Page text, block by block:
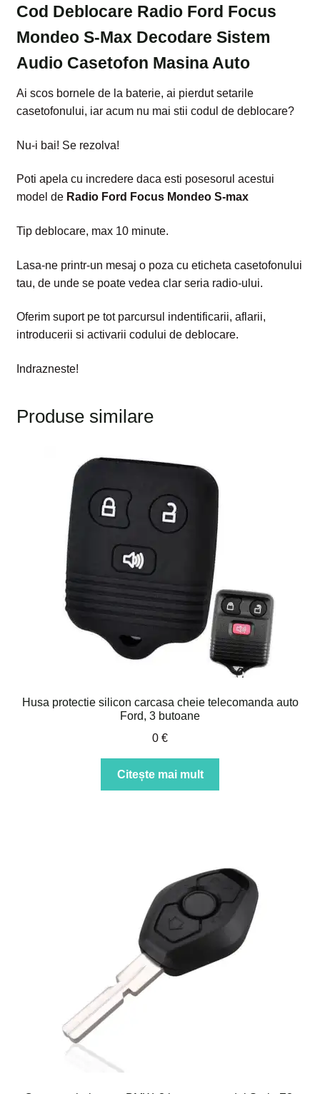
Cod Deblocare Radio Ford Focus
Mondeo S-Max Decodare Sistem
Audio Casetofon Masina Auto
Ai scos bornele de la baterie, ai pierdut setarile
casetofonului, iar acum nu mai stii codul de deblocare?
Nu-i bai! Se rezolva!
Poti apela cu incredere daca esti posesorul acestui
model de Radio Ford Focus Mondeo S-max
Tip deblocare, max 10 minute.
Lasa-ne printr-un mesaj o poza cu eticheta casetofonului
tau, de unde se poate vedea clar seria radio-ului.
Oferim suport pe tot parcursul indentificarii, aflarii,
introducerii si activarii codului de deblocare.
Indrazneste!
Produse similare
Husa protectie silicon carcasa cheie telecomanda auto
Ford, 3 butoane
0 €
Citește mai mult